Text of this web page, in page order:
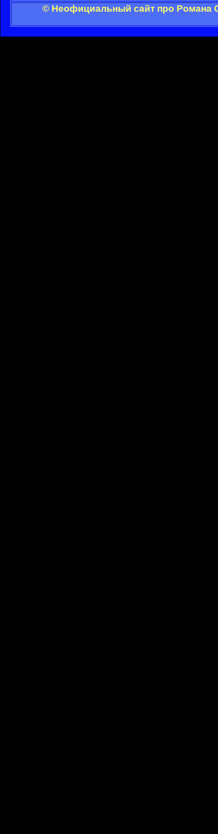
© Неофициальный сайт про Романа